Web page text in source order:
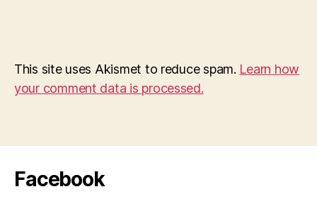
This site uses Akismet to reduce spam. Learn how
your comment data is processed.
Facebook